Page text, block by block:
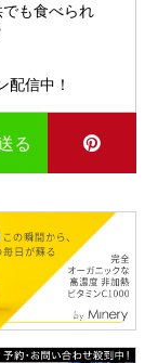
も食べられ
配信中！
る